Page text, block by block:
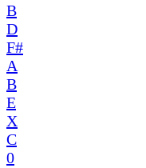
B
D
F#
A
B
E
X
C
0